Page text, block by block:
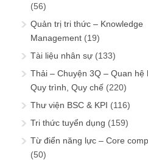
(56)
Quản trị tri thức – Knowledge
Management (19)
Tài liệu nhân sự (133)
Thải – Chuyện 3Q – Quan hệ
Quy trình, Quy chế (220)
Thư viện BSC & KPI (116)
Tri thức tuyển dụng (159)
Từ điển năng lực – Core
(50)